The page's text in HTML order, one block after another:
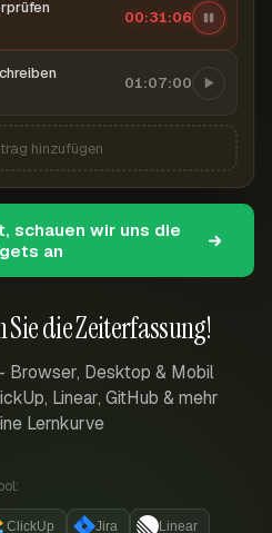
die Zeiterfassung!
Browser, Desktop & Mobil
Linear, GitHub & mehr
Lernkurve
ClickUp Jira Linear
00:31:06
01:07:00
hinzufügen
schauen wir uns die
an